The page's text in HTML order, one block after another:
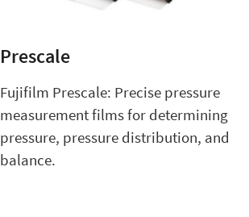
Prescale
Fujifilm Prescale: Precise pressure
measurement films for determining
pressure, pressure distribution, and
balance.